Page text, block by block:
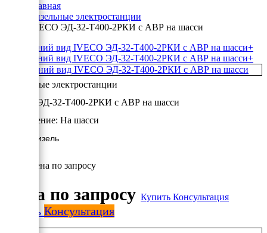
Главная
Дизельные электростанции
IVECO ЭД-32-Т400-2РКИ с АВР на шасси
+
+
Дизельные электростанции
IVECO ЭД-32-Т400-2РКИ с АВР на шасси
Исполнение: На шасси
32 кВт/Дизель
Цена по запросу
Цена по запросу Купить Консультация
Купить Консультация